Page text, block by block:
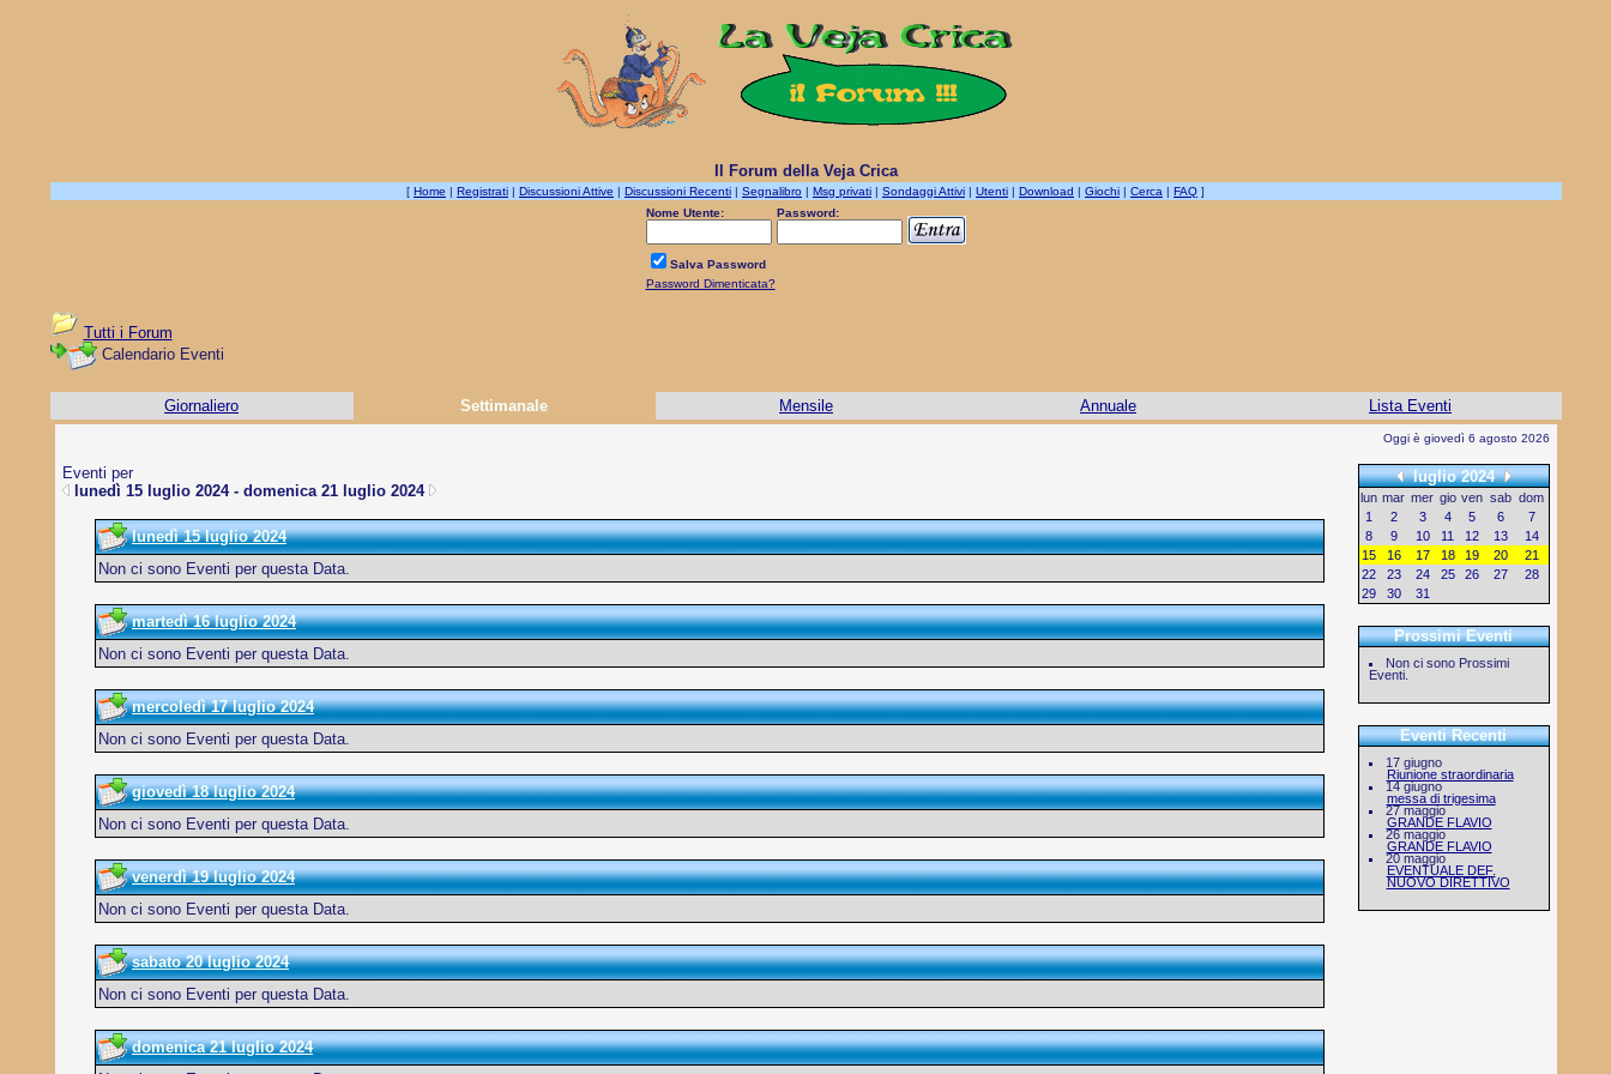
Il Forum della Veja Crica
[ Home | Registrati | Discussioni Attive | Discussioni Recenti | Segnalibro | Msg privati | Sondaggi Attivi | Utenti | Download | Giochi | Cerca | FAQ ]
Nome Utente:
Password:
Salva Password
Password Dimenticata?
Tutti i Forum
Calendario Eventi
Giornaliero Settimanale Mensile Annuale Lista Eventi
Oggi è giovedì 6 agosto 2026
Eventi per
lunedì 15 luglio 2024 - domenica 21 luglio 2024
lunedì 15 luglio 2024
Non ci sono Eventi per questa Data.
martedì 16 luglio 2024
Non ci sono Eventi per questa Data.
mercoledì 17 luglio 2024
Non ci sono Eventi per questa Data.
giovedì 18 luglio 2024
Non ci sono Eventi per questa Data.
venerdì 19 luglio 2024
Non ci sono Eventi per questa Data.
sabato 20 luglio 2024
Non ci sono Eventi per questa Data.
domenica 21 luglio 2024
luglio 2024
lun mar mer gio ven sab dom
1
2 3 4 5 6
7
8
9 10 11 12 13
14
15
16 17 18 19 20
21
22
23 24 25 26 27
28
29
30 31
Prossimi Eventi
Non ci sono Prossimi
Eventi.
Eventi Recenti
17 giugno
Riunione straordinaria
14 giugno
messa di trigesima
27 maggio
GRANDE FLAVIO
26 maggio
GRANDE FLAVIO
20 maggio
EVENTUALE DEF.
NUOVO DIRETTIVO